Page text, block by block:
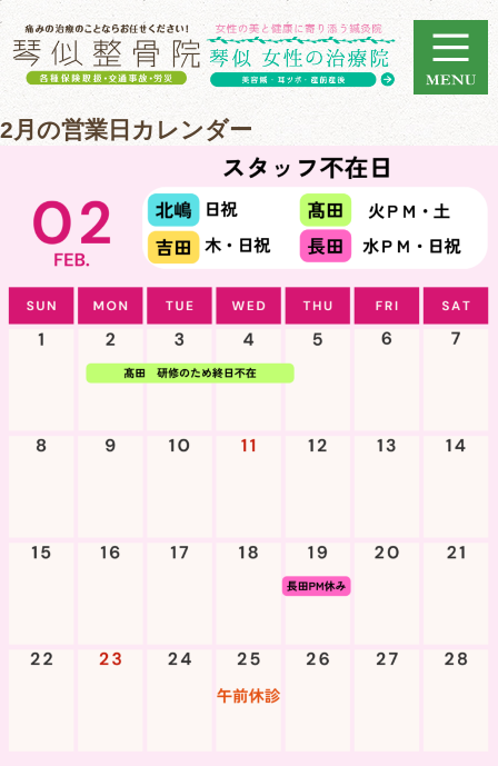
2月の営業日カレンダー